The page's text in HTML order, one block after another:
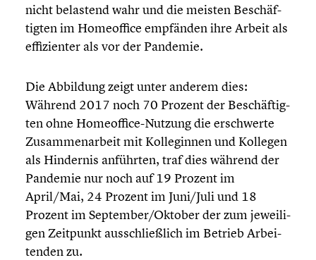
nicht belastend wahr und die meisten Beschäf­
tig­ten im Homeof­fice empfänden ihre Arbeit als
effizi­en­ter als vor der Pandemie.
Die Abbildung zeigt unter anderem dies:
Während 2017 noch 70 Prozent der Beschäf­tig­
ten ohne Homeoffice-Nutzung die erschwerte
Zusam­men­ar­beit mit Kolle­gin­nen und Kollegen
als Hindernis anführten, traf dies während der
Pandemie nur noch auf 19 Prozent im
April/Mai, 24 Prozent im Juni/Juli und 18
Prozent im September/Oktober der zum jewei­li­
gen Zeitpunkt ausschließ­lich im Betrieb Arbei­
ten­den zu.